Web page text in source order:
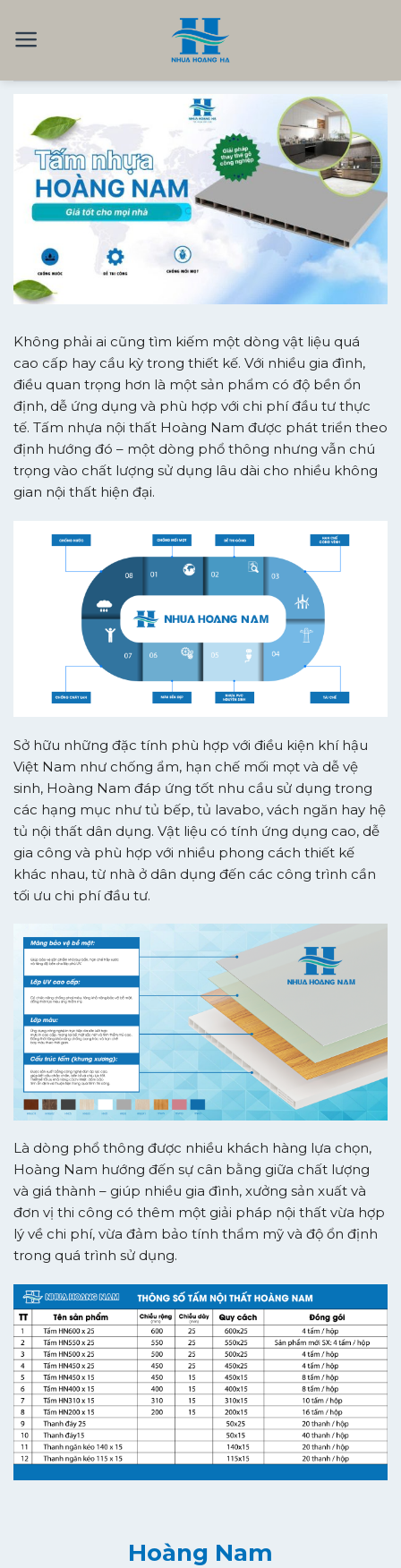
Không phải ai cũng tìm kiếm một dòng vật liệu quá
cao cấp hay cầu kỳ trong thiết kế. Với nhiều gia đình,
điều quan trọng hơn là một sản phẩm có độ bền ổn
định, dễ ứng dụng và phù hợp với chi phí đầu tư thực
tế. Tấm nhựa nội thất Hoàng Nam được phát triển theo
định hướng đó – một dòng phổ thông nhưng vẫn chú
trọng vào chất lượng sử dụng lâu dài cho nhiều không
gian nội thất hiện đại.
Sở hữu những đặc tính phù hợp với điều kiện khí hậu
Việt Nam như chống ẩm, hạn chế mối mọt và dễ vệ
sinh, Hoàng Nam đáp ứng tốt nhu cầu sử dụng trong
các hạng mục như tủ bếp, tủ lavabo, vách ngăn hay hệ
tủ nội thất dân dụng. Vật liệu có tính ứng dụng cao, dễ
gia công và phù hợp với nhiều phong cách thiết kế
khác nhau, từ nhà ở dân dụng đến các công trình cần
tối ưu chi phí đầu tư.
Là dòng phổ thông được nhiều khách hàng lựa chọn,
Hoàng Nam hướng đến sự cân bằng giữa chất lượng
và giá thành – giúp nhiều gia đình, xưởng sản xuất và
đơn vị thi công có thêm một giải pháp nội thất vừa hợp
lý về chi phí, vừa đảm bảo tính thẩm mỹ và độ ổn định
trong quá trình sử dụng.
Hoàng Nam